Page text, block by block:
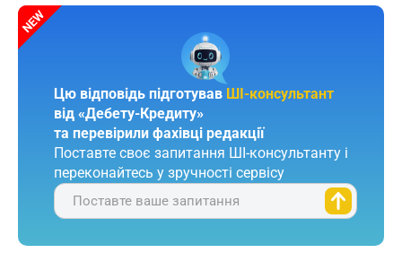
Цю відповідь підготував ШІ-консультант
від «Дебету-Кредиту»
та перевірили фахівці редакції
Поставте своє запитання ШІ-консультанту і
переконайтесь у зручності сервісу
Поставте ваше запитання